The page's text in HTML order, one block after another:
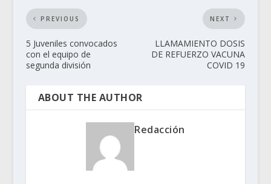
PREVIOUS
5 Juveniles convocados
con el equipo de
segunda división
NEXT
LLAMAMIENTO DOSIS
DE REFUERZO VACUNA
COVID 19
ABOUT THE AUTHOR
Redacción